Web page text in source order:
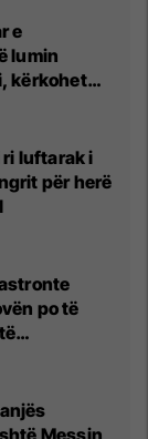
e
lumin
kërkohet
ri luftarak i
për herë
po të
e
e
të Messin